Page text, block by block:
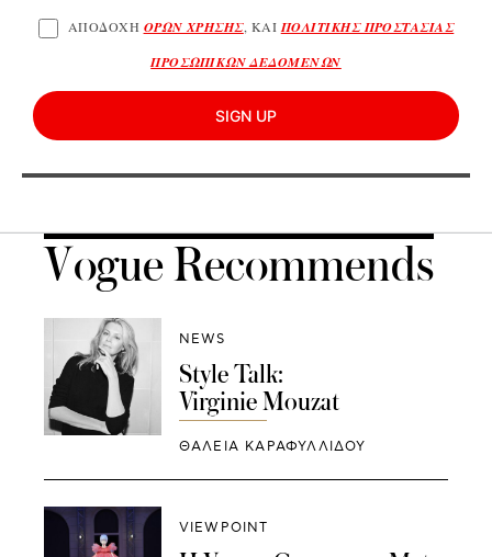
ΑΠΟΔΟΧΗ ΟΡΩΝ ΧΡΗΣΗΣ, ΚΑΙ ΠΟΛΙΤΙΚΗΣ ΠΡΟΣΤΑΣΙΑΣ
ΠΡΟΣΩΠΙΚΩΝ ΔΕΔΟΜΕΝΩΝ
SIGN UP
Vogue Recommends
NEWS
Style Talk:
Virginie Mouzat
ΘΑΛΕΙΑ ΚΑΡΑΦΥΛΛΙΔΟΥ
VIEWPOINT